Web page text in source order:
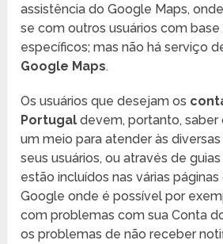
assistência do Google Maps,
se com outros usuários com
específicos; mas não há serviço
Google Maps.
Os usuários que desejam os c
Portugaldevem, portanto,
um meio para atender às
seus usuários, ou através de
estão incluídos nas várias
Google onde é possível por
com problemas com sua Conta
os problemas de não receber